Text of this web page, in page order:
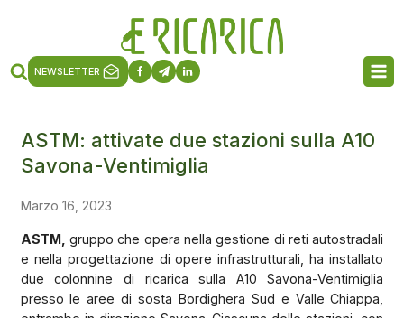
NEWSLETTER
ASTM: attivate due stazioni sulla A10
Savona-Ventimiglia
Marzo 16, 2023
ASTM, gruppo che opera nella gestione di reti autostradali
e nella progettazione di opere infrastrutturali, ha installato
due colonnine di ricarica sulla A10 Savona-Ventimiglia
presso le aree di sosta Bordighera Sud e Valle Chiappa,